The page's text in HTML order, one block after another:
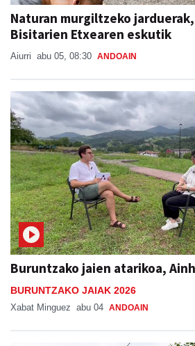
Naturan murgiltzeko
Bisitarien Etxearen eskutik
Aiurri abu 05, 08:30 ANDOAIN
Buruntzako jaien atarikoa,
BURUNTZAKO JAIAK 2026
Xabat Minguez abu 04 ANDOAIN